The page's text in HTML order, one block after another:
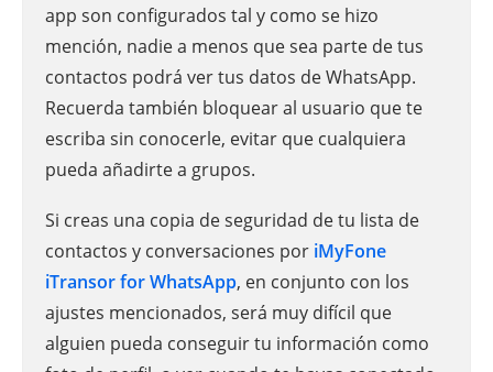
app son configurados tal y como se hizo
mención, nadie a menos que sea parte de tus
contactos podrá ver tus datos de WhatsApp.
Recuerda también bloquear al usuario que te
escriba sin conocerle, evitar que cualquiera
pueda añadirte a grupos.
Si creas una copia de seguridad de tu lista de
contactos y conversaciones por iMyFone
iTransor for WhatsApp, en conjunto con los
ajustes mencionados, será muy difícil que
alguien pueda conseguir tu información como